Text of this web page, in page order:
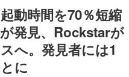
ない。『赫本』は、〈試験問題〉
集です。
に収録
動時間を70％短縮
発見、Rockstarが
へ。発見者には1
に